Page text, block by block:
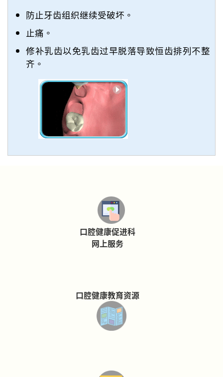
防止牙齿组织继续受破坏。
止痛。
修补乳齿以免乳齿过早脱落导致恒齿排列不整
齐。
口腔健康促进科
网上服务
口腔健康教育资源